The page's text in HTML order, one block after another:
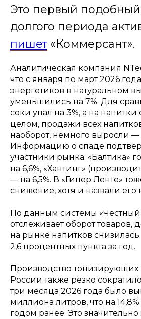
Это первый
долгого периода
пишет «Коммерсант».
Аналитическая компания
что с января по март 2026
энергетиков в натуральном
уменьшились на 7%. Для
соки упал на 3%, а на напитки
целом, продажи всех
наоборот, немного выросли —
Информацию о спаде
участники рынка: «Балтика»
на 6,6%, «Хантинг»
— на 6,5%. В «Гипер Ленте»
снижение, хотя и назвали
По данным системы «Честный
отслеживает оборот товаров,
на рынке напитков снизилась
2,6 процентных пункта за год.
Производство тонизирующих
России также резко
три месяца 2026 года было
миллиона литров, что на
годом ранее. Это значительно